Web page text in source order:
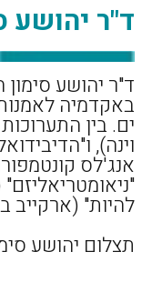
ד"ר יהושע
ד"ר יהושע
באקדמיה
ים. בין
וינה),
אנג'לס
להיות" (ארקייב
תצלום יהושע